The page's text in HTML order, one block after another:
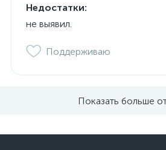
Недостатки:
не выявил.
Поддерживаю
Показать больше